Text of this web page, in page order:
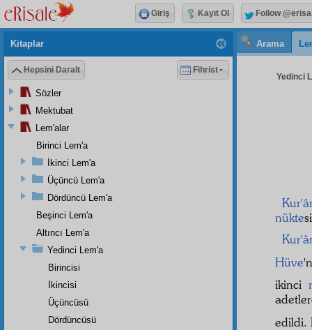
Arama
Yedinci
nükte
Hüve
ikinci
edildi.
Kitaplar
Hepsini Daralt Fihrist
Sözler
Mektubat
Lem'alar
Birinci Lem'a
İkinci Lem'a
Üçüncü Lem'a
Dördüncü Lem'a
Beşinci Lem'a
Altıncı Lem'a
Yedinci Lem'a
Birincisi
İkincisi
Üçüncüsü
Dördüncüsü
Giriş Kayıt Ol Follow